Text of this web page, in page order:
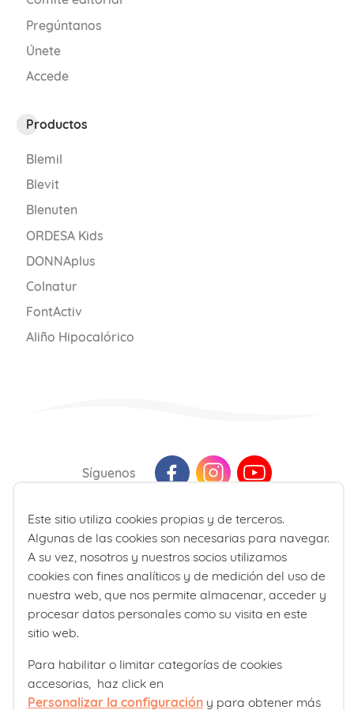
Pregúntanos
Únete
Accede
Productos
Blemil
Blevit
Blenuten
ORDESA Kids
DONNAplus
Colnatur
FontActiv
Aliño Hipocalórico
Síguenos
Última actualización: Agosto 2026
La información presente en la web no reemplaza sino que
complementa la relación entre el profesional de la salud y su
paciente. En caso de duda, consulte a su profesional de la salud
de referencia.
Este sitio utiliza cookies propias y de terceros.
Algunas de las cookies son necesarias para navegar.
A su vez, nosotros y nuestros socios utilizamos
cookies con fines analíticos y de medición del uso de
nuestra web, que nos permite almacenar, acceder y
procesar datos personales como su visita en este
sitio web.
Para habilitar o limitar categorías de cookies
accesorias, haz click en
Personalizar la configuracióny para obtener más